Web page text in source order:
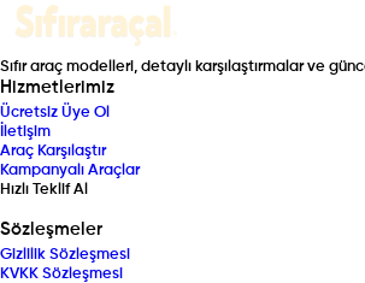
Sıfır araç modelleri, detaylı karşılaştırmalar ve
Hizmetlerimiz
Ücretsiz Üye Ol
İletişim
Araç Karşılaştır
Kampanyalı Araçlar
Hızlı Teklif Al
Sözleşmeler
Gizlilik Sözleşmesi
KVKK Sözleşmesi